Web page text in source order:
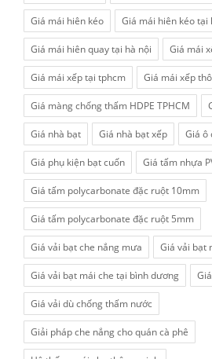
Giá mái hiên kéo Giá mái hiên kéo tại
Giá mái hiên quay tại hà nội Giá mái
Giá mái xếp tại tphcm Giá mái xếp
Giá màng chống thấm HDPE TPHCM
Giá nhà bạt Giá nhà bạt xếp Giá ô
Giá phụ kiện bạt cuốn Giá tấm nhựa
Giá tấm polycarbonate đặc ruột 10mm
Giá tấm polycarbonate đặc ruột 5mm
Giá vải bạt che nắng mưa Giá vải bạt
Giá vải bạt mái che tại bình dương
Giá vải dù chống thấm nước
Giải pháp che nắng cho quán cà phê